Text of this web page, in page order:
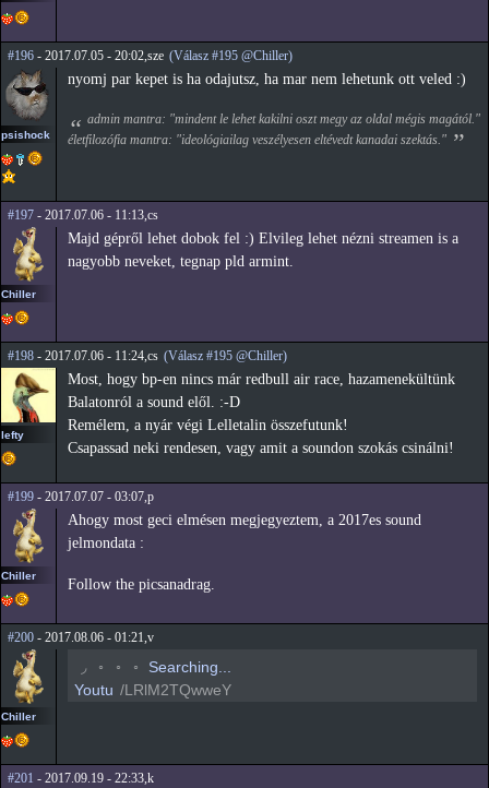
#196 - 2017.07.05 - 20:02,sze (Válasz #195 @Chiller)
psishock
nyomj par kepet is ha odajutsz, ha mar nem lehetunk ott veled :)
admin mantra: "mindent le lehet kakilni oszt megy az oldal mégis magától."
életfilozófia mantra: "ideológiailag veszélyesen eltévedt kanadai szektás."
#197 - 2017.07.06 - 11:13,cs
Chiller
Majd gépről lehet dobok fel :) Elvileg lehet nézni streamen is a
nagyobb neveket, tegnap pld armint.
#198 - 2017.07.06 - 11:24,cs (Válasz #195 @Chiller)
lefty
Most, hogy bp-en nincs már redbull air race, hazamenekültünk
Balatonról a sound elől. :-D
Remélem, a nyár végi Lelletalin összefutunk!
Csapassad neki rendesen, vagy amit a soundon szokás csinálni!
#199 - 2017.07.07 - 03:07,p
Chiller
Ahogy most geci elmésen megjegyeztem, a 2017es sound
jelmondata :
Follow the picsanadrag.
#200 - 2017.08.06 - 01:21,v
Chiller
◟ ◦ ◦ ◦
Searching...
Youtu /LRlM2TQwweY
#201 - 2017.09.19 - 22:33,k